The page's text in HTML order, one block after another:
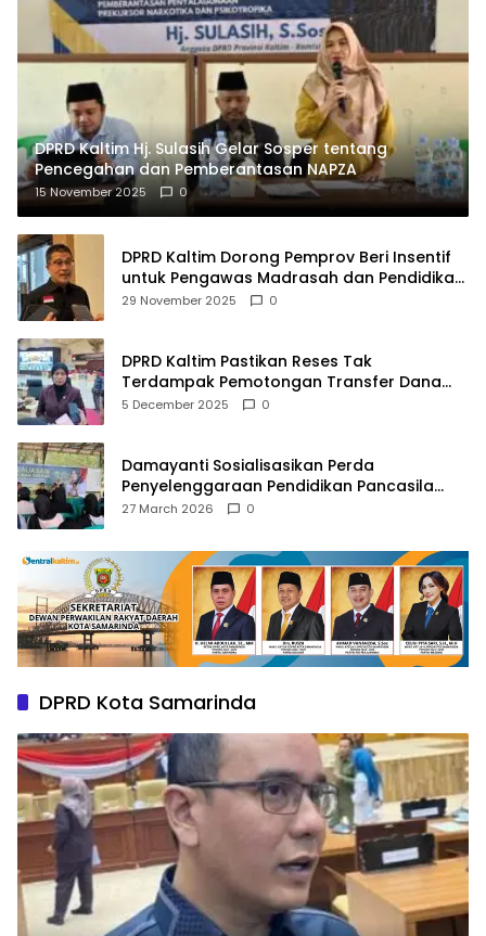
DPRD Kaltim Hj. Sulasih Gelar Sosper tentang
Pencegahan dan Pemberantasan NAPZA
15 November 2025 0
DPRD Kaltim Dorong Pemprov Beri Insentif
untuk Pengawas Madrasah dan Pendidikan
Agama
29 November 2025 0
DPRD Kaltim Pastikan Reses Tak
Terdampak Pemotongan Transfer Dana
Pusat
5 December 2025 0
Damayanti Sosialisasikan Perda
Penyelenggaraan Pendidikan Pancasila
dan Wawasan Kebangsaan
27 March 2026 0
DPRD Kota Samarinda